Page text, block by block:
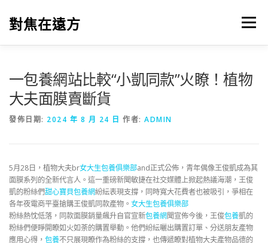
對焦在遠方 選單
一包養網站比較“小凱同款”火瞭！植物
大夫面膜賣斷貨
發佈日期: 2024 年 8 月 24 日 作者: ADMIN
5月28日，植物大夫br女大生包養俱樂部and正式公佈，青年偶像王俊凱成為其
面膜系列的全新代言人。這一重磅新聞敏捷在社交媒體上掀起熱議海潮，王俊
凱的粉絲們甜心寶貝包養網紛紜表現支撐，同時寬大花費者也被吸引，爭相在
各年夜電商平臺搶購王俊凱同款產物。 女大生包養俱樂部
粉絲熱忱低落，同款面膜銷量飆升自官宣新包養網聞宣佈今後，王俊包養凱的
粉絲們便睜開瞭如火如荼的購置舉動。他們紛紜曬出購置訂單、分送朋友產物
應用心得， 包養不只展現瞭作為粉絲的支撐，也傳遞瞭對植物大夫產物品德的